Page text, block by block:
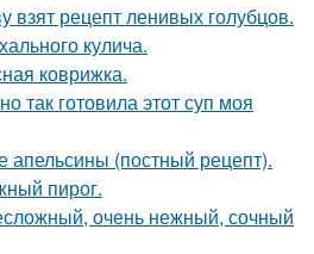
взят рецепт ленивых голубцов.
кулича.
коврижка.
так готовила этот суп моя
апельсины (постный рецепт).
пирог.
очень нежный, сочный